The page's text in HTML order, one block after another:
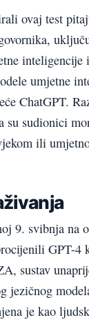
ovaj test
inteligencije
umjetne
ChatGPT.
su sudionici
ili
9. svibnja na
GPT-4
sustav
jezičnog
je kao